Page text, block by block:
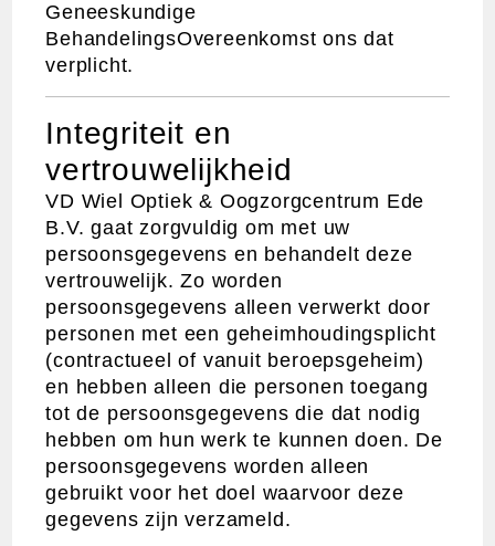
Geneeskundige
BehandelingsOvereenkomst ons dat
verplicht.
Integriteit en
vertrouwelijkheid
VD Wiel Optiek & Oogzorgcentrum Ede
B.V. gaat zorgvuldig om met uw
persoonsgegevens en behandelt deze
vertrouwelijk. Zo worden
persoonsgegevens alleen verwerkt door
personen met een geheimhoudingsplicht
(contractueel of vanuit beroepsgeheim)
en hebben alleen die personen toegang
tot de persoonsgegevens die dat nodig
hebben om hun werk te kunnen doen. De
persoonsgegevens worden alleen
gebruikt voor het doel waarvoor deze
gegevens zijn verzameld.